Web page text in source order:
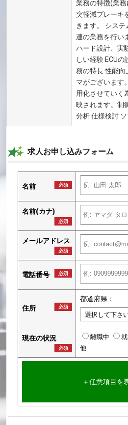
業務の特徴(業
突軽減ブレーキ
きます。 シス
連の業務を行い
ハード設計、実
しい経験 ECU
務の特長 性能向
マがございます
用化させていく
映されます。制
分析 仕様検討
求人お申し込みフォーム
名前 必須
名前(カナ)
必須
メールアドレス
必須
電話番号 必須
住所 必須
都道府県：
現在の状況
必須
離職中
他
＋任意項目を